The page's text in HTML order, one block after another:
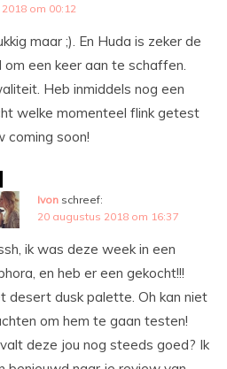
2018 om 00:12
maar ;). En Huda is zeker de
een keer aan te schaffen.
Heb inmiddels nog een
welke momenteel flink getest
coming soon!
Ivon schreef:
20 augustus 2018 om 16:37
ik was deze week in een
en heb er een gekocht!!!
desert dusk palette. Oh kan niet
om hem te gaan testen!
deze jou nog steeds goed? Ik